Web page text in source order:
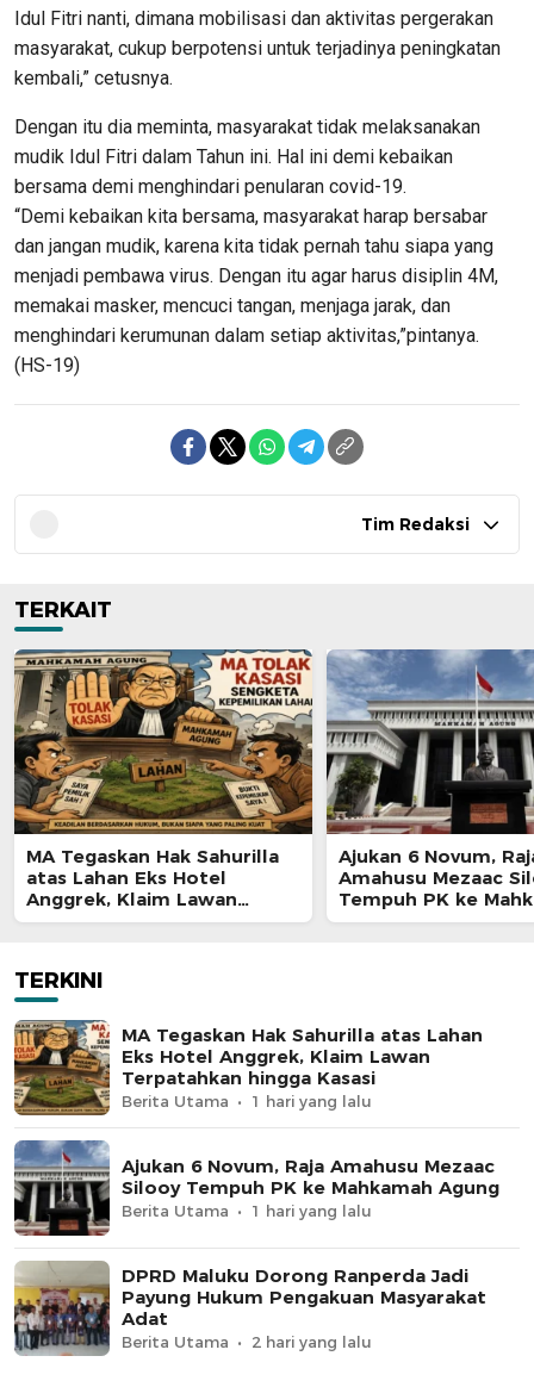
Idul Fitri nanti, dimana mobilisasi dan aktivitas pergerakan
masyarakat, cukup berpotensi untuk terjadinya peningkatan
kembali,” cetusnya.
Dengan itu dia meminta, masyarakat tidak melaksanakan
mudik Idul Fitri dalam Tahun ini. Hal ini demi kebaikan
bersama demi menghindari penularan covid-19.
“Demi kebaikan kita bersama, masyarakat harap bersabar
dan jangan mudik, karena kita tidak pernah tahu siapa yang
menjadi pembawa virus. Dengan itu agar harus disiplin 4M,
memakai masker, mencuci tangan, menjaga jarak, dan
menghindari kerumunan dalam setiap aktivitas,”pintanya.
(HS-19)
Tim Redaksi
TERKAIT
MA Tegaskan Hak Sahurilla
atas Lahan Eks Hotel
Anggrek, Klaim Lawan
Terpatahkan hingga Kasasi
Ajukan 6 Novum,
Amahusu Mezaac
Tempuh PK ke
Agung
TERKINI
MA Tegaskan Hak Sahurilla atas Lahan
Eks Hotel Anggrek, Klaim Lawan
Terpatahkan hingga Kasasi
Berita Utama 1 hari yang lalu
Ajukan 6 Novum, Raja Amahusu Mezaac
Silooy Tempuh PK ke Mahkamah Agung
Berita Utama 1 hari yang lalu
DPRD Maluku Dorong Ranperda Jadi
Payung Hukum Pengakuan Masyarakat
Adat
Berita Utama 2 hari yang lalu